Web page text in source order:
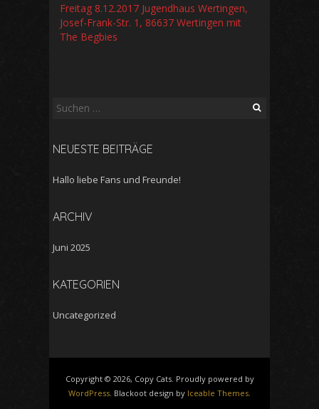
Freitag 8.12.2017 Jugendhaus Wertingen,
Josef-Frank-Str. 1, 86637 Wertingen mit
The Begbies
Suchen
NEUESTE BEITRÄGE
Hallo liebe Fans und Freunde!
ARCHIV
Juni 2025
KATEGORIEN
Uncategorized
Copyright © 2026, Copy Cats. Proudly powered by
WordPress . Blackoot design by Iceable Themes